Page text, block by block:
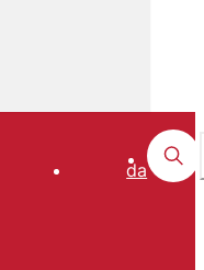
da